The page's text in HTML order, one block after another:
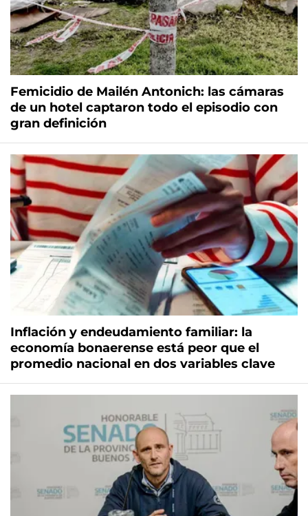
Femicidio de Mailén Antonich: las cámaras
de un hotel captaron todo el episodio con
gran definición
Inflación y endeudamiento familiar: la
economía bonaerense está peor que el
promedio nacional en dos variables clave